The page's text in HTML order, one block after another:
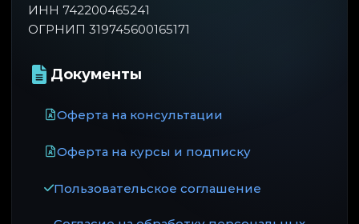
ИНН 742200465241
ОГРНИП 319745600165171
Документы
Оферта на консультации
Оферта на курсы и подписку
Пользовательское соглашение